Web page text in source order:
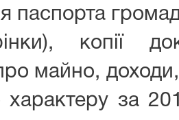
паспорта
копії
майно,
характеру за